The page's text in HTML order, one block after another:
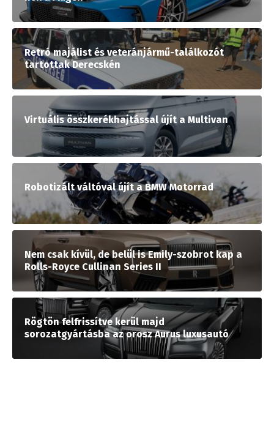
Retró majálist és veteránjármű-találkozót
tartottak Derecskén
Virtuális összkerékhajtással újít a Multivan
Robotizált váltóval újít a BMW Motorrad
Nem csak kívül, de belül is Emily-szobrot kap a
Rolls-Royce Cullinan Series II
Rögtön felfrissítve kerül majd
sorozatgyártásba az orosz Aurus luxusautó